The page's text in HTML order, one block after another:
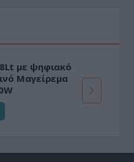
με ψηφιακό
Μαγείρεμα